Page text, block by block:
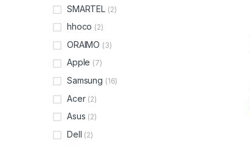
SMARTEL (2)
hhoco (2)
ORAIMO (3)
Apple (7)
Samsung (16)
Acer (2)
Asus (2)
Dell (2)